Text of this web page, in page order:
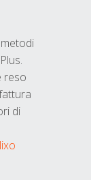
reso
di